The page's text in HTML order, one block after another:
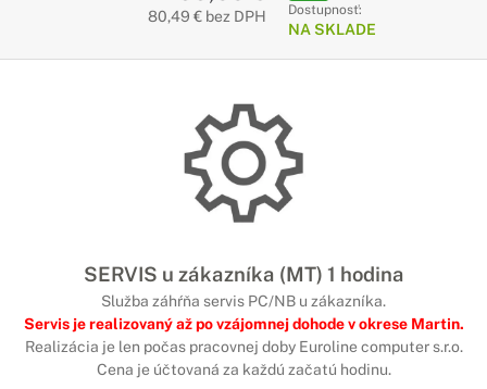
80,49 € bez DPH Dostupnosť:
NA SKLADE
SERVIS u zákazníka (MT) 1 hodina
Služba záhŕňa servis PC/NB u zákazníka.
Servis je realizovaný až po vzájomnej dohode v okrese Martin.
Realizácia je len počas pracovnej doby Euroline computer s.r.o.
Cena je účtovaná za každú začatú hodinu.